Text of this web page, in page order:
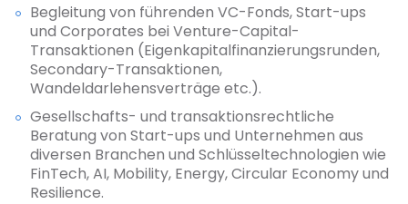
Begleitung von führenden VC-Fonds, Start-ups
und Corporates bei Venture-Capital-
Transaktionen (Eigenkapitalfinanzierungsrunden,
Secondary-Transaktionen,
Wandeldarlehensverträge etc.).
Gesellschafts- und transaktionsrechtliche
Beratung von Start-ups und Unternehmen aus
diversen Branchen und Schlüsseltechnologien wie
FinTech, AI, Mobility, Energy, Circular Economy und
Resilience.